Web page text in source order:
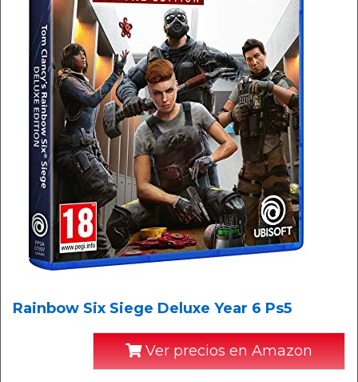
Rainbow Six Siege Deluxe Year 6 Ps5
Ver precios en Amazon